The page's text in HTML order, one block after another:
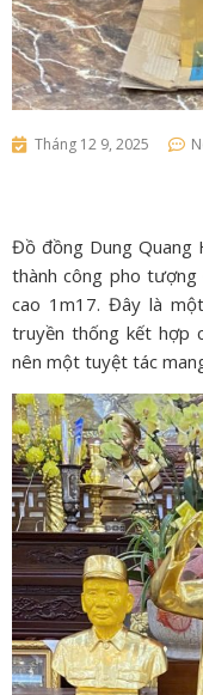
Tháng 12 9, 2025
Đồ đồng Dung Quang
thành công pho
cao 1m17. Đây là
truyền thống kết hợp
nên một tuyệt tác